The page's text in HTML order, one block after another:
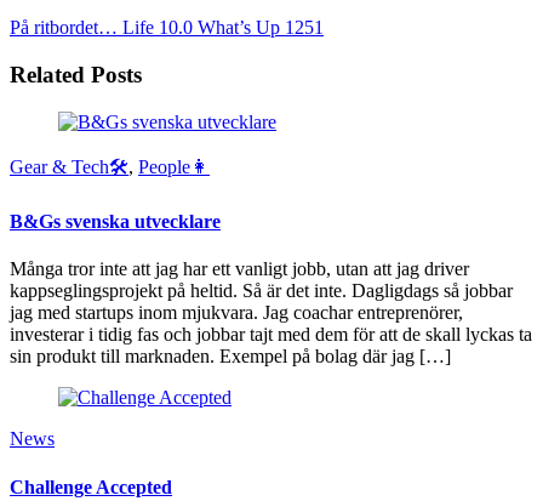
På ritbordet… Life 10.0 What’s Up 1251
Related Posts
Gear & Tech🛠, People👩
B&Gs svenska utvecklare
Många tror inte att jag har ett vanligt jobb, utan att jag driver
kappseglingsprojekt på heltid. Så är det inte. Dagligdags så jobbar
jag med startups inom mjukvara. Jag coachar entreprenörer,
investerar i tidig fas och jobbar tajt med dem för att de skall lyckas ta
sin produkt till marknaden. Exempel på bolag där jag […]
News
Challenge Accepted